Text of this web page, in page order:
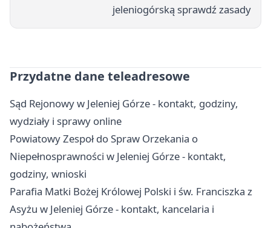
jeleniogórską sprawdź zasady
Przydatne dane teleadresowe
Sąd Rejonowy w Jeleniej Górze - kontakt, godziny,
wydziały i sprawy online
Powiatowy Zespoł do Spraw Orzekania o
Niepełnosprawności w Jeleniej Górze - kontakt,
godziny, wnioski
Parafia Matki Bożej Królowej Polski i św. Franciszka z
Asyżu w Jeleniej Górze - kontakt, kancelaria i